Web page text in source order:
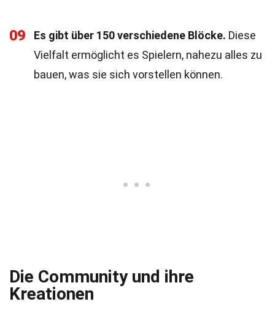
09 Es gibt über 150 verschiedene Blöcke. Diese
Vielfalt ermöglicht es Spielern, nahezu alles zu
bauen, was sie sich vorstellen können.
Die Community und ihre
Kreationen